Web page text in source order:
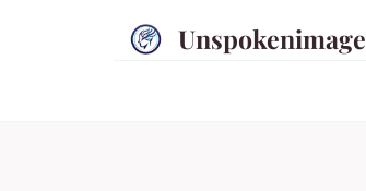
Unspokenimage